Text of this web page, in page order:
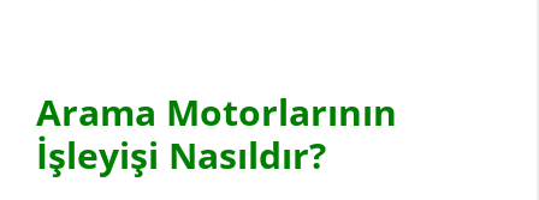
Arama Motorlarının
İşleyişi Nasıldır?